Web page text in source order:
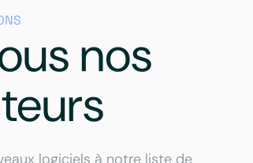
nos
logiciels à notre liste de